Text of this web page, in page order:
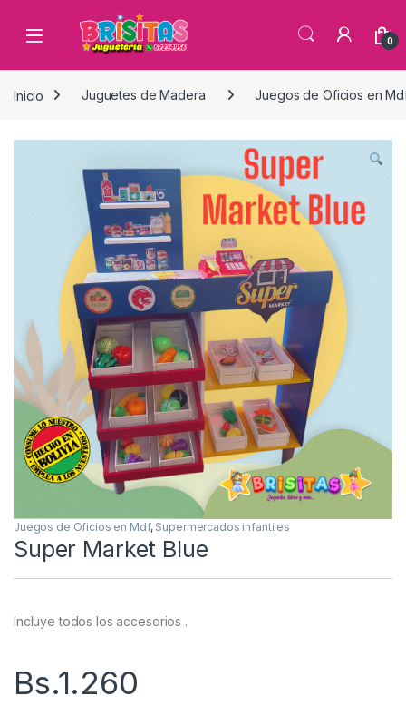
0
Inicio Juguetes de Madera Juegos de Oficios en
Juegos de Oficios en Mdf, Supermercados infantiles
Super Market Blue
Incluye todos los accesorios .
Bs.1.260